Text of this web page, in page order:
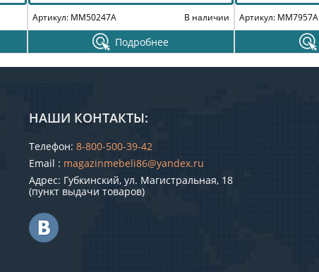
Артикул: MM50247A
В наличии
Подробнее
Артикул: MM7957A
НАШИ КОНТАКТЫ:
Телефон: 8-800-500-39-42
Email : magazinmebeli86@yandex.ru
Адрес: Губкинский, ул. Магистральная, 18
(пункт выдачи товаров)